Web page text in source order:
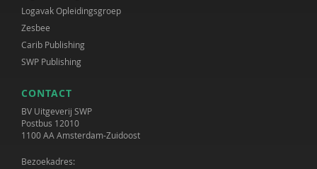
Logavak Opleidingsgroep
Zesbee
Carib Publishing
SWP Publishing
CONTACT
BV Uitgeverij SWP
Postbus 12010
1100 AA Amsterdam-Zuidoost
Bezoekadres: